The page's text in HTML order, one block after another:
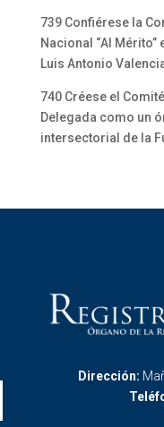
739 Confiérese la
Nacional “Al Mérito”
Luis Antonio
740 Créese el
Delegada como un
intersectorial de la
Dirección: